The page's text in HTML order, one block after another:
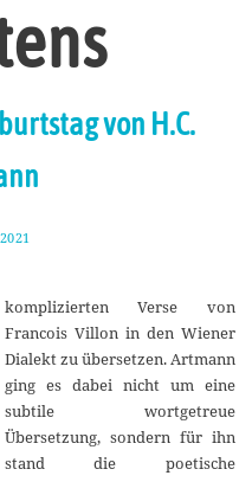
von H.C.
u
i
2
0
2
1
komplizierten Verse von
Francois Villon in den Wiener
Dialekt zu übersetzen. Artmann
ging es dabei nicht um eine
subtile wortgetreue
Übersetzung, sondern für ihn
stand die poetische